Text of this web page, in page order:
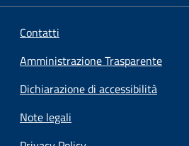
Contatti
Amministrazione Trasparente
Dichiarazione di accessibilità
Note legali